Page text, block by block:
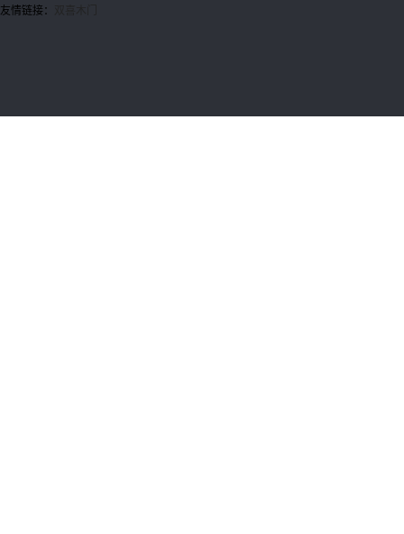
友情链接：